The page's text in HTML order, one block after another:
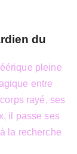
du
pleine
entre
rayé, ses
il passe ses
la recherche